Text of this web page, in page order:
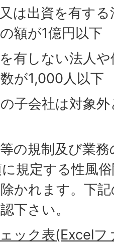
は出資を有す
額が1億円以下
有しない法人
が1,000人以下
の子会社は対象
の規制及び業
規定する性風
かれます。下
下さい。
ック表(Excelフ